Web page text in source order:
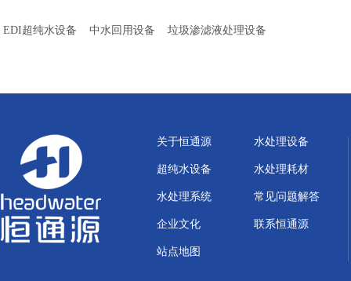
EDI超纯水设备 中水回用设备 垃圾渗滤液处理设备
关于恒通源 水处理设备
超纯水设备 水处理耗材
水处理系统 常见问题解答
企业文化 联系恒通源
站点地图